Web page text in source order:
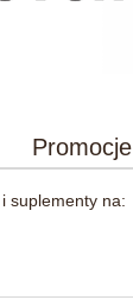
Promocje
suplementy na: